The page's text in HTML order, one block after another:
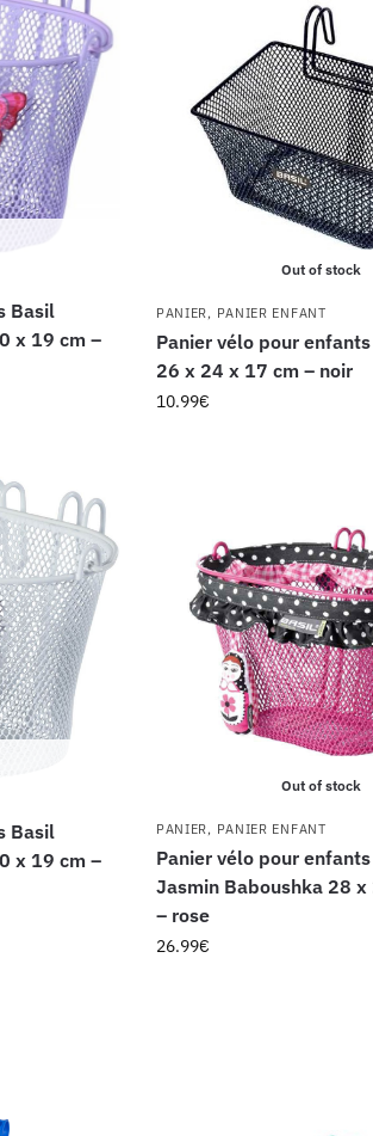
Basil
x 19 cm –
Out of stock
PANIER, PANIER ENFANT
Panier vélo pour
26 x 24 x 17 cm – noir
10.99€
Basil
x 19 cm –
Out of stock
PANIER, PANIER ENFANT
Panier vélo pour
Jasmin Baboushka 28
– rose
26.99€